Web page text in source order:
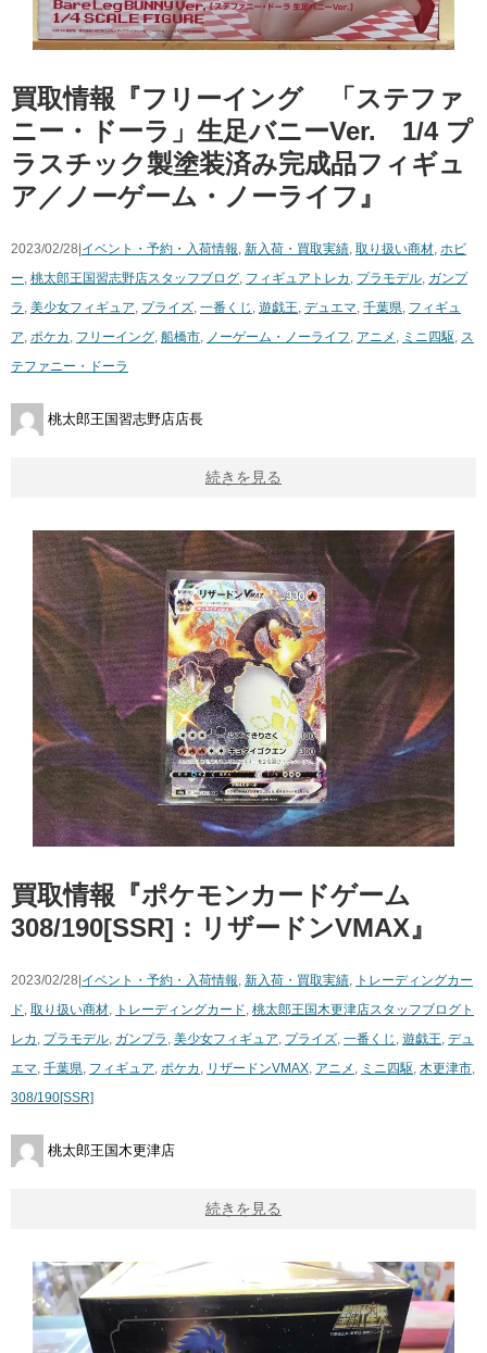
買取情報『フリーイング 「ステファ
ニー・ドーラ」生足バニーVer. 1/4 ​プ
ラスチック製塗装済み完成品フィギュ
ア／ノーゲーム・ノーライフ』
2023/02/28|イベント・予約・入荷情報 新入荷・買取実績 取り扱い商材 ホビ
ー 桃太郎王国習志野店スタッフブログ フィギュア トレカ プラモデル ガンプ
ラ 美少女フィギュア プライズ 一番くじ 遊戯王 デュエマ 千葉県 フィギュ
ア ポケカ フリーイング 船橋市 ノーゲーム・ノーライフ アニメ ミニ四駆 ス
テファニー・ドーラ
桃太郎王国習志野店店長
続きを見る
買取情報『ポケモンカードゲーム
308/190[SSR]：リザードンVMAX』
2023/02/28|イベント・予約・入荷情報 新入荷・買取実績
トレーディングカー
ド 取り扱い商材 トレーディングカード 桃太郎王国木更津店スタッフブログ ト
レカ
プラモデル ガンプラ 美少女フィギュア プライズ 一番くじ 遊戯王 デュ
エマ 千葉県 フィギュア ポケカ リザードンVMAX アニメ ミニ四駆 木更津市
308/190[SSR]
桃太郎王国木更津店
続きを見る